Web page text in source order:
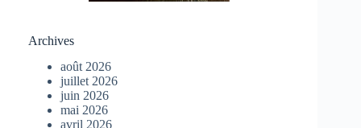
Archives
août 2026
juillet 2026
juin 2026
mai 2026
avril 2026